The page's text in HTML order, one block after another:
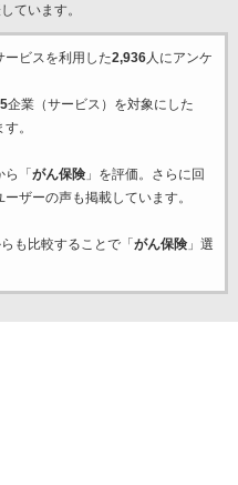
ています。
ービスを利用した2,936人にアンケ
企業（サービス）を対象にした
。
「 がん保険」を評価。さらに回
ザーの声も掲載しています。
も比較することで「 がん保険」選